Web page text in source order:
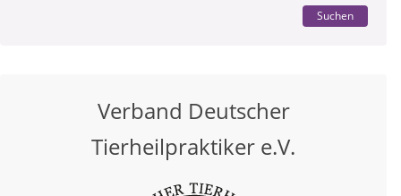
Suchen
Verband Deutscher
Tierheilpraktiker e.V.